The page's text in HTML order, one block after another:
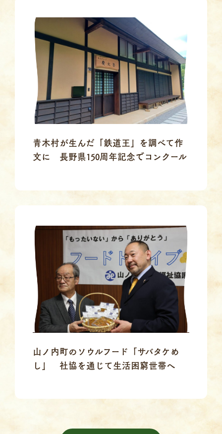
青木村が生んだ「鉄道王」を調べて作
文に 長野県150周年記念でコンクール
山ノ内町のソウルフード「サバタケめ
し」 社協を通じて生活困窮世帯へ